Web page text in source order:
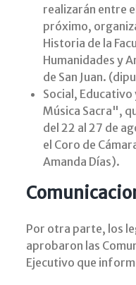
realizarán entre
próximo,
Historia de la
Humanidades y
de San Juan.
Social,
Música Sacra",
del 22 al 27 de
el Coro de
Amanda Días).
Por otra parte, los
aprobaron las
Ejecutivo que